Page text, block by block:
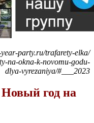
party.ru/trafarety-elka/
na-okna-k-novomu-godu-
dlya-vyrezaniya/#___2023
год на